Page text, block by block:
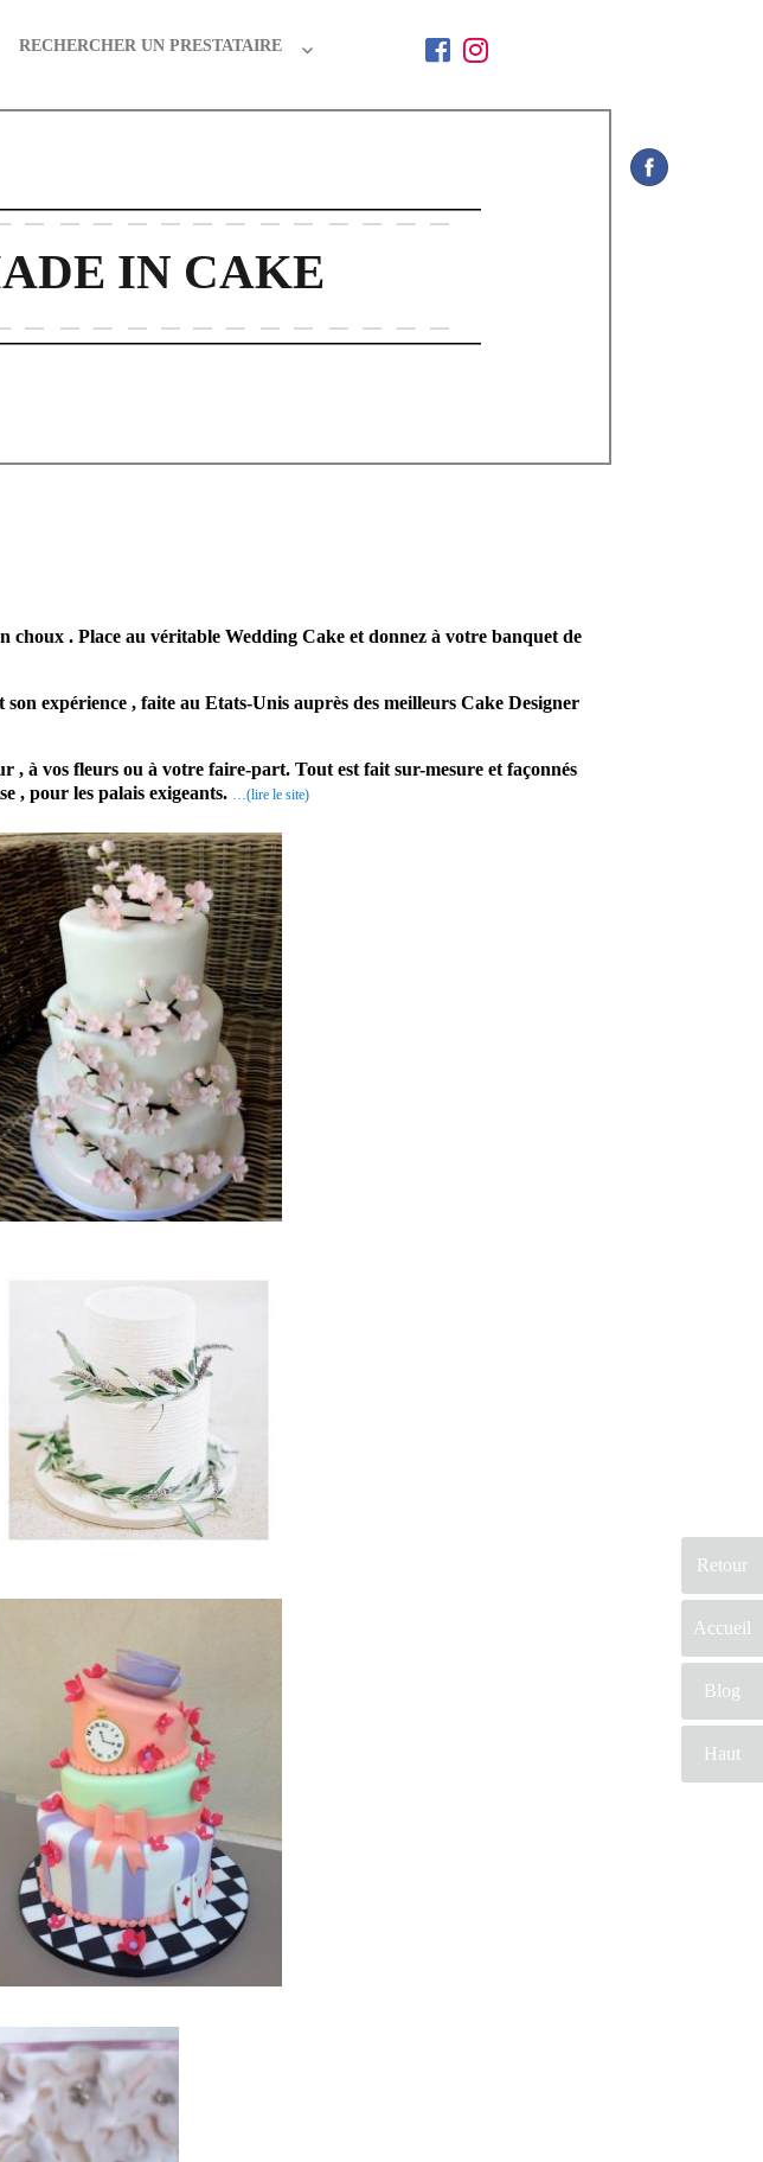
RECHERCHER UN PRESTATAIRE
Retour
Accueil
Blog
Haut
IN CAKE
. Place au véritable Wedding Cake et donnez à votre banquet de
expérience , faite au Etats-Unis auprès des meilleurs Cake Designer
, à vos fleurs ou à votre faire-part. Tout est fait sur-mesure et façonnés
, pour les palais exigeants. …(lire le site)